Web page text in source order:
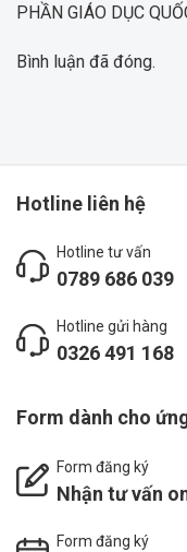
PHẦN GIÁO DỤC
Bình luận đã đóng.
Hotline liên hệ
Hotline tư vấn
0789 686 039
Hotline gửi hàng
0326 491 168
Form dành cho
Form đăng ký
Nhận tư vấn
Form đăng ký